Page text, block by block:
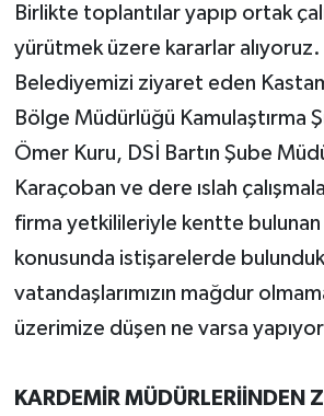
Birlikte toplantılar yapıp ortak
yürütmek üzere kararlar
Belediyemizi ziyaret eden
Bölge Müdürlüğü Kamulaştırma
Ömer Kuru, DSİ Bartın Şube
Karaçoban ve dere ıslah
firma yetkilileriyle kentte bulunan
konusunda istişarelerde
vatandaşlarımızın mağdur
üzerimize düşen ne varsa
KARDEMİR MÜDÜRLERİİNDEN